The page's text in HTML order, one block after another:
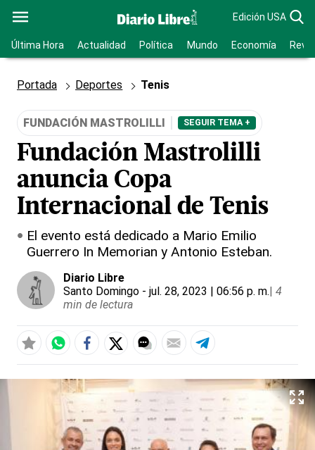
Edición USA
Última Hora Actualidad Política Mundo Economía
Portada Deportes Tenis
FUNDACIÓN MASTROLILLI SEGUIR TEMA +
Fundación Mastrolilli
anuncia Copa
Internacional de Tenis
El evento está dedicado a Mario Emilio
Guerrero In Memorian y Antonio Esteban.
Diario Libre
Santo Domingo - jul. 28, 2023 | 06:56 p. m.| 4
min de lectura